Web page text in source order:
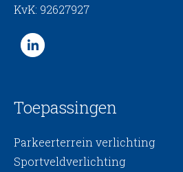
KvK: 92627927
Toepassingen
Parkeerterrein verlichting
Sportveldverlichting